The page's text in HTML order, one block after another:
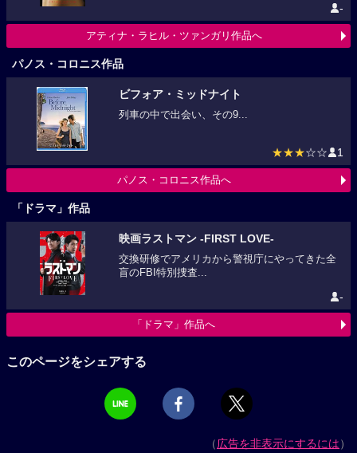
-
アティナ・ラヒル・ツァンガリ作品へ
パノス・コロニス作品
ビフォア・ミッドナイト
列車の中で出会い、その9...
★★★☆☆ 1
パノス・コロニス作品へ
「ドラマ」作品
映画ラストマン -FIRST LOVE-
交換研修でアメリカから警視庁にやってきた全
盲のFBI特別捜査...
-
「ドラマ」作品へ
このページをシェアする
（広告を非表示にするには）